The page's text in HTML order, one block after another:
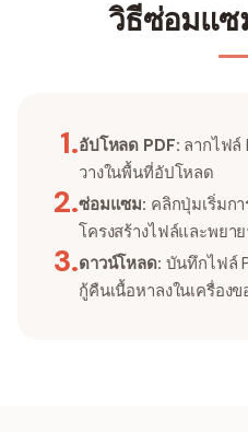
วิธีซ่อมแซ
1.อัปโหลด PDF: ลากไฟล์
วางในพื้นที่อัปโหลด
2.ซ่อมแซม: คลิกปุ่มเริ่มก
โครงสร้างไฟล์และพย
3.ดาวน์โหลด: บันทึกไฟล์
กู้คืนเนื้อหาลงในเครื่อง